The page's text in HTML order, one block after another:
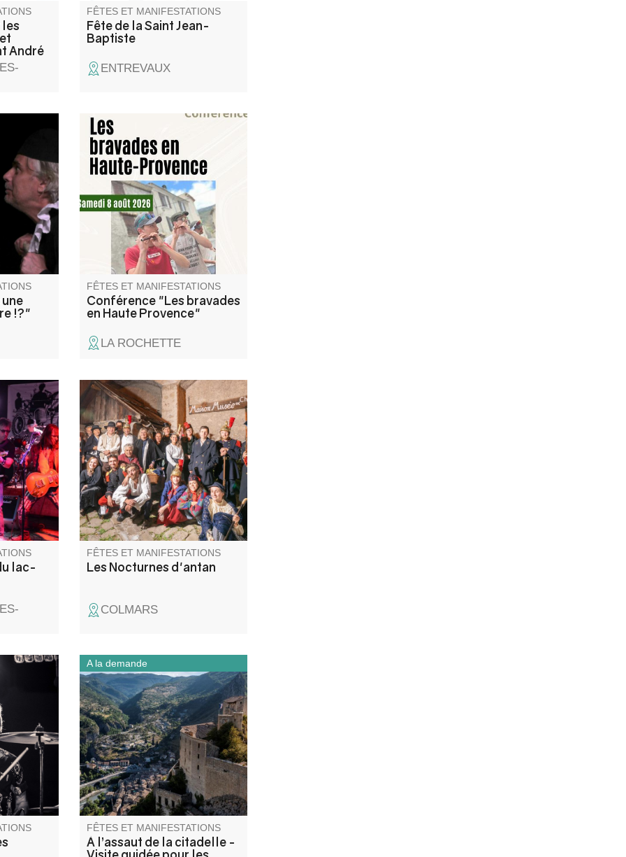
les
André
FÊTES ET MANIFESTATIONS
Fête de la Saint Jean-
Baptiste
ENTREVAUX
de
60
relevé
jouant
!?"
Jean-Luc président de
l'Association Petra Castellana
animera cette conférence.
FÊTES ET MANIFESTATIONS
Conférence "Les bravades
en Haute Provence"
LA ROCHETTE
bois,
lac-
Durant ces soirées, vous allez
être transportés dans les
siècles afin de découvrir
Colmars à travers les âges.
Une expérience unique au
cœur du musée et des
fortifications du village, qui
feront le bonheur des petits
comme des grands !
FÊTES ET MANIFESTATIONS
Les Nocturnes d'antan
COLMARS
au
gospel
et en
Des
Ancien château fort, devenue
citadelle puis prison, ce
monument d’Entrevaux
témoigne des différentes
phases de fortifications de la
ville.
FÊTES ET MANIFESTATIONS
À l’assaut de la citadelle -
A la demande